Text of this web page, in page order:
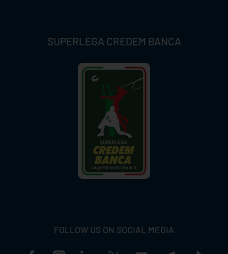
SUPERLEGA CREDEM BANCA
FOLLOW US ON SOCIAL MEDIA